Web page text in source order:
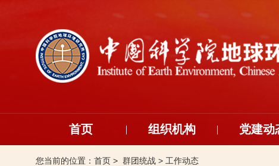
首页 组织机构 党建动
您当前的位置： 首页 > 群团统战 > 工作动态